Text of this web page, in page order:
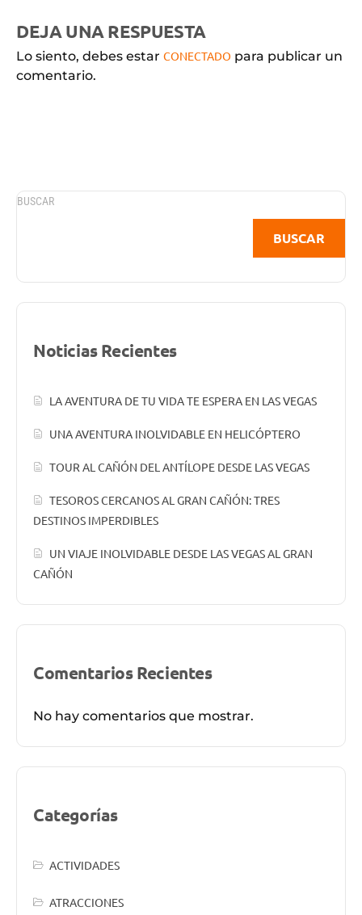
DEJA UNA RESPUESTA
Lo siento, debes estar CONECTADO para publicar un
comentario.
BUSCAR
BUSCAR
Noticias Recientes
LA AVENTURA DE TU VIDA TE ESPERA EN LAS VEGAS
UNA AVENTURA INOLVIDABLE EN HELICÓPTERO
TOUR AL CAÑÓN DEL ANTÍLOPE DESDE LAS VEGAS
TESOROS CERCANOS AL GRAN CAÑÓN: TRES
DESTINOS IMPERDIBLES
UN VIAJE INOLVIDABLE DESDE LAS VEGAS AL GRAN
CAÑÓN
Comentarios Recientes
No hay comentarios que mostrar.
Categorías
ACTIVIDADES
ATRACCIONES